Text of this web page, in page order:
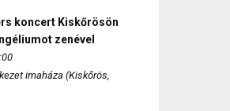
koncert Kiskőrösön
zenével
imaháza (Kiskőrös,